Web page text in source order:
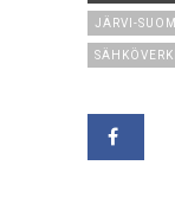
JÄRVI-